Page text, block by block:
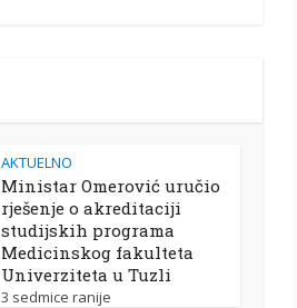
AKTUELNO
Ministar Omerović uručio
rješenje o akreditaciji
studijskih programa
Medicinskog fakulteta
Univerziteta u Tuzli
3 sedmice ranije